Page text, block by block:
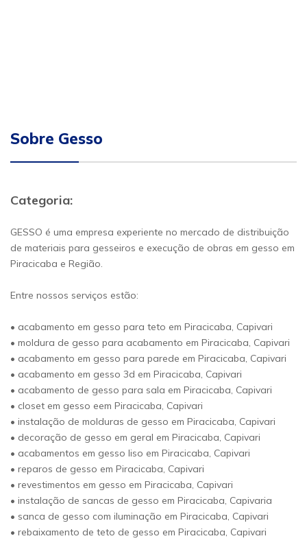
Sobre Gesso
Categoria:
GESSO é uma empresa experiente no mercado de distribuição
de materiais para gesseiros e execução de obras em gesso em
Piracicaba e Região.
Entre nossos serviços estão:
• acabamento em gesso para teto em Piracicaba, Capivari
• moldura de gesso para acabamento em Piracicaba, Capivari
• acabamento em gesso para parede em Piracicaba, Capivari
• acabamento em gesso 3d em Piracicaba, Capivari
• acabamento de gesso para sala em Piracicaba, Capivari
• closet em gesso eem Piracicaba, Capivari
• instalação de molduras de gesso em Piracicaba, Capivari
• decoração de gesso em geral em Piracicaba, Capivari
• acabamentos em gesso liso em Piracicaba, Capivari
• reparos de gesso em Piracicaba, Capivari
• revestimentos em gesso em Piracicaba, Capivari
• instalação de sancas de gesso em Piracicaba, Capivaria
• sanca de gesso com iluminação em Piracicaba, Capivari
• rebaixamento de teto de gesso em Piracicaba, Capivari